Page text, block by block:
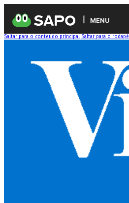
MENU
Saltar para o conteúdo principal Saltar para o rodapé